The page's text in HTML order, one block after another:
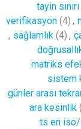
tayin sınırı
verifikasyon (4) ,
, sağlamlık (4) ,
matriks
sistem
günler arası
ara kesinlik
ts en